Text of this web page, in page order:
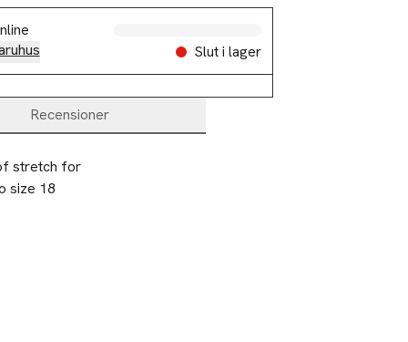
Slut i lager
Recensioner
stretch for
size 18